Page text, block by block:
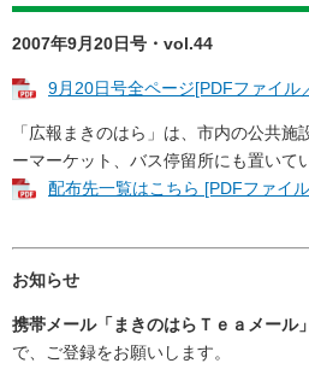
2007年9月20日号・vol.44
9月20日号全ページ[PDFファイル
「広報まきのはら」は、市内の公共
ーマーケット、バス停留所にも置いて
配布先一覧はこちら [PDFファイ
お知らせ
携帯メール「まきのはらＴｅａメール」
で、ご登録をお願いします。